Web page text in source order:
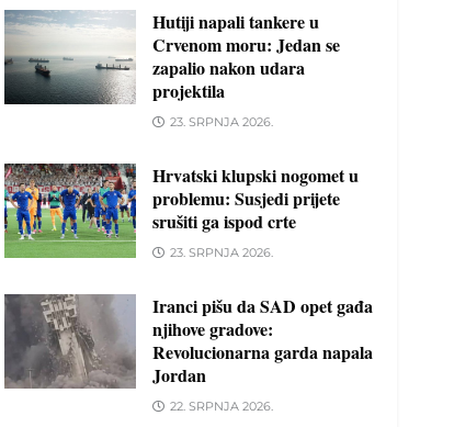
Hutiji napali tankere u
Crvenom moru: Jedan se
zapalio nakon udara
projektila
23. SRPNJA 2026.
Hrvatski klupski nogomet u
problemu: Susjedi prijete
srušiti ga ispod crte
23. SRPNJA 2026.
Iranci pišu da SAD opet gađa
njihove gradove:
Revolucionarna garda napala
Jordan
22. SRPNJA 2026.